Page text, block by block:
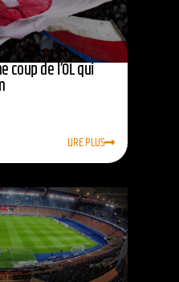
coup de l’OL qui
LIRE PLUS